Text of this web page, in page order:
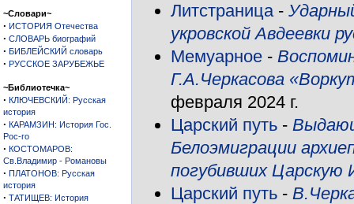
~Словари~
· ИСТОРИЯ Отечества
· СЛОВАРЬ биографий
· БИБЛЕЙСКИЙ словарь
· РУССКОЕ ЗАРУБЕЖЬЕ
~Библиотечка~
· КЛЮЧЕВСКИЙ: Русская
история
· КАРАМЗИН: История Гос.
Рос-го
· КОСТОМАРОВ:
Св.Владимир - Романовы
· ПЛАТОНОВ: Русская
история
· ТАТИЩЕВ: История
Литстраница-
укровской Авдеевки
Мемуарное -
Г.А.Черкасова
февраля 2024 г.
Царский путь -
Белоэмиграции
погубивших Царскую
Царский путь -